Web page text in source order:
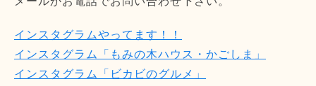
インスタグラムやってます！！
インスタグラム「もみの木ハウス・かごしま」
インスタグラム「ビカビのグルメ」